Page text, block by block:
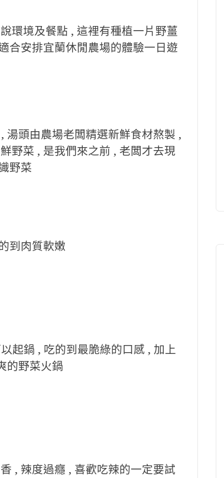
環境及餐點 , 這裡有種植一片野薑
合安排宜蘭休閒農場的體驗一日遊
湯頭由農場老闆精選新鮮食材熬製 ,
野菜 , 是我們來之前 , 老闆才去現
野菜
到肉質軟嫩
起鍋 , 吃的到最脆綠的口感 , 加上
的野菜火鍋
, 辣度過癮 , 喜歡吃辣的一定要試